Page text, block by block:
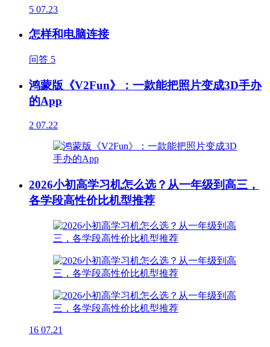
5 07.23
怎样和电脑连接
问答 5
鸿蒙版《V2Fun》：一款能把照片变成3D手办
的App
2 07.22
2026小初高学习机怎么选？从一年级到高三，
各学段高性价比机型推荐
16 07.21